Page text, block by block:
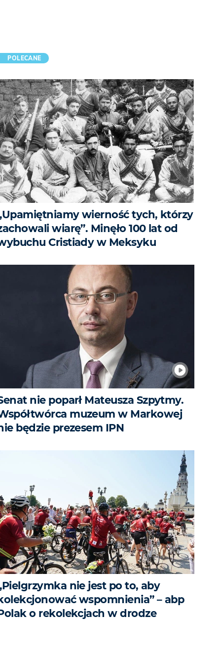
POLECANE
wierność tych, którzy
wiarę”. Minęło 100 lat od
Cristiady w Meksyku
nie poparł Mateusza Szpytmy.
muzeum w Markowej
będzie prezesem IPN
nie jest po to, aby
wspomnienia” – abp
o rekolekcjach w drodze